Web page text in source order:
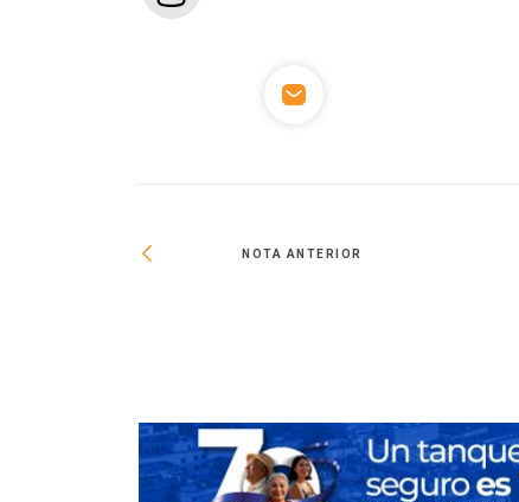
NOTA ANTERIOR